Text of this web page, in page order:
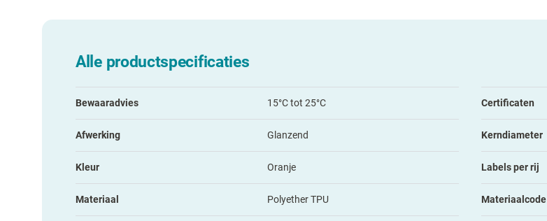
Alle productspecificaties
Bewaaradvies 15°C tot 25°C Certificaten
Afwerking Glanzend Kerndiameter
Kleur Oranje Labels per rij
Materiaal Polyether TPU Materiaalcode